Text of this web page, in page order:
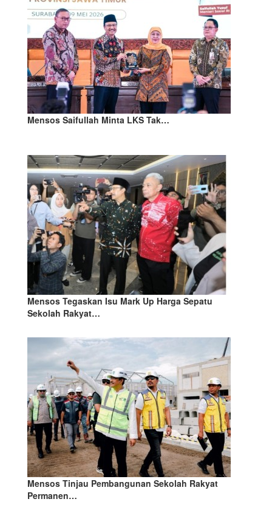
Mensos Saifullah Minta LKS Tak…
Mensos Tegaskan Isu Mark Up Harga Sepatu
Sekolah Rakyat…
Mensos Tinjau Pembangunan Sekolah Rakyat
Permanen…